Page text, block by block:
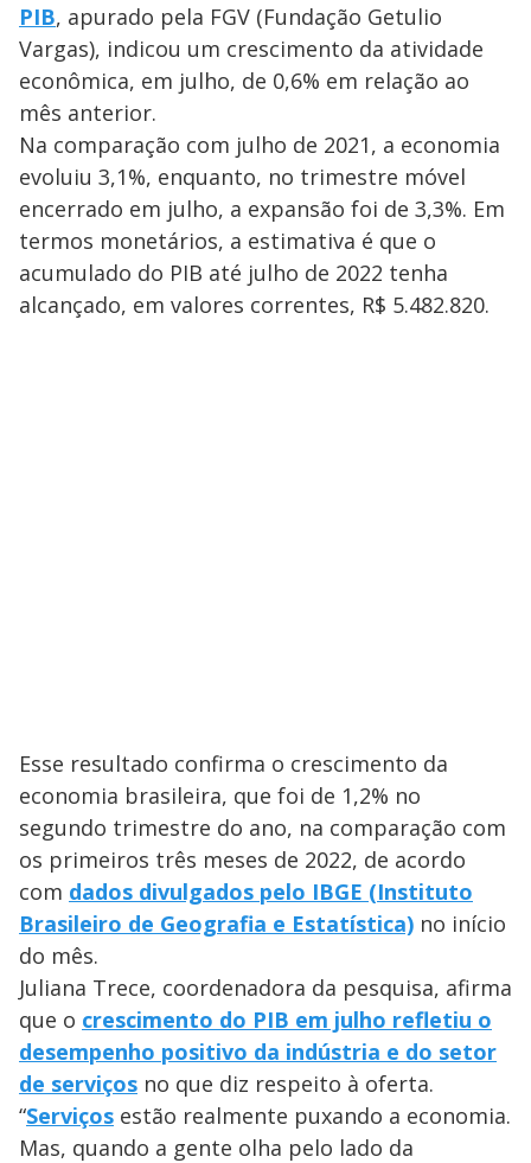
PIB, apurado pela FGV (Fundação Getulio
Vargas), indicou um crescimento da atividade
econômica, em julho, de 0,6% em relação ao
mês anterior.
Na comparação com julho de 2021, a economia
evoluiu 3,1%, enquanto, no trimestre móvel
encerrado em julho, a expansão foi de 3,3%. Em
termos monetários, a estimativa é que o
acumulado do PIB até julho de 2022 tenha
alcançado, em valores correntes, R$ 5.482.820.
Esse resultado confirma o crescimento da
economia brasileira, que foi de 1,2% no
segundo trimestre do ano, na comparação com
os primeiros três meses de 2022, de acordo
com dados divulgados pelo IBGE (Instituto
Brasileiro de Geografia e Estatística) no início
do mês.
Juliana Trece, coordenadora da pesquisa, afirma
que o crescimento do PIB em julho refletiu o
desempenho positivo da indústria e do setor
de serviços no que diz respeito à oferta.
“Serviços estão realmente puxando a economia.
Mas, quando a gente olha pelo lado da